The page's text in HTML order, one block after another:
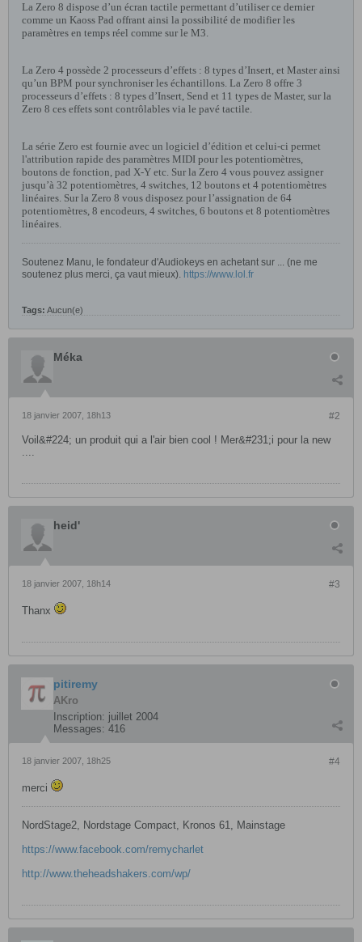
La Zero 8 dispose d’un écran tactile permettant d’utiliser ce dernier
comme un Kaoss Pad offrant ainsi la possibilité de modifier les
paramètres en temps réel comme sur le M3.
La Zero 4 possède 2 processeurs d’effets : 8 types d’Insert, et Master ainsi
qu’un BPM pour synchroniser les échantillons. La Zero 8 offre 3
processeurs d’effets : 8 types d’Insert, Send et 11 types de Master, sur la
Zero 8 ces effets sont contrôlables via le pavé tactile.
La série Zero est fournie avec un logiciel d’édition et celui-ci permet
l'attribution rapide des paramètres MIDI pour les potentiomètres,
boutons de fonction, pad X-Y etc. Sur la Zero 4 vous pouvez assigner
jusqu’à 32 potentiomètres, 4 switches, 12 boutons et 4 potentiomètres
linéaires. Sur la Zero 8 vous disposez pour l’assignation de 64
potentiomètres, 8 encodeurs, 4 switches, 6 boutons et 8 potentiomètres
linéaires.
Soutenez Manu, le fondateur d'Audiokeys en achetant sur ... (ne me
soutenez plus merci, ça vaut mieux). https://www.lol.fr
Tags: Aucun(e)
Méka
#2
18 janvier 2007, 18h13
Voil&#224; un produit qui a l'air bien cool ! Mer&#231;i pour la new
....
heid'
#3
18 janvier 2007, 18h14
Thanx
pitiremy
AKro
Inscription: juillet 2004
Messages: 416
#4
18 janvier 2007, 18h25
merci
NordStage2, Nordstage Compact, Kronos 61, Mainstage
https://www.facebook.com/remycharlet
http://www.theheadshakers.com/wp/